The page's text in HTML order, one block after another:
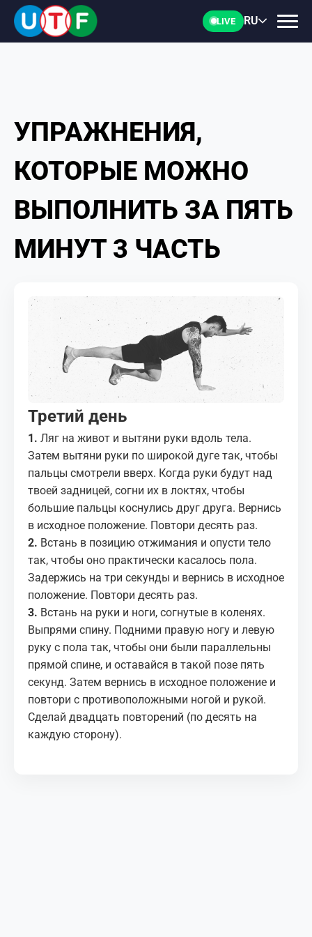
LIVE RU
ГЛАВНАЯ
ФТУ
НОВОСТИ
ДОКУМЕНТЫ
МЕДИА
КОРТЫ
КОНТАКТЫ
UZ-PIN
УПРАЖНЕНИЯ,
КОТОРЫЕ МОЖНО
ВЫПОЛНИТЬ ЗА ПЯТЬ
МИНУТ 3 ЧАСТЬ
Третий день
1. Ляг на живот и вытяни руки вдоль тела.
Затем вытяни руки по широкой дуге так, чтобы
пальцы смотрели вверх. Когда руки будут над
твоей задницей, согни их в локтях, чтобы
большие пальцы коснулись друг друга. Вернись
в исходное положение. Повтори десять раз.
2. Встань в позицию отжимания и опусти тело
так, чтобы оно практически касалось пола.
Задержись на три секунды и вернись в исходное
положение. Повтори десять раз.
3. Встань на руки и ноги, согнутые в коленях.
Выпрями спину. Подними правую ногу и левую
руку с пола так, чтобы они были параллельны
прямой спине, и оставайся в такой позе пять
секунд. Затем вернись в исходное положение и
повтори с противоположными ногой и рукой.
Сделай двадцать повторений (по десять на
каждую сторону).